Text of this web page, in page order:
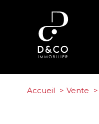
Accueil Vente